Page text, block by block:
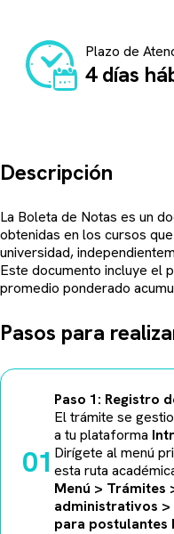
Plazo de
4 días
Descripción
La Boleta de Notas es un
obtenidas en los cursos
universidad,
Este documento incluye el
promedio ponderado
Pasos para
01
Paso 1: Registro
El trámite se
a tu plataforma
Dirígete al menú
esta ruta
Menú > Trámites
administrativos >
para postulantes